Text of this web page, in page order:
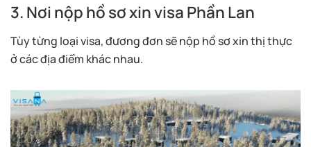
3. Nơi nộp hồ sơ xin visa Phần Lan
Tùy từng loại visa, đương đơn sẽ nộp hồ sơ xin thị thực
ở các địa điểm khác nhau.